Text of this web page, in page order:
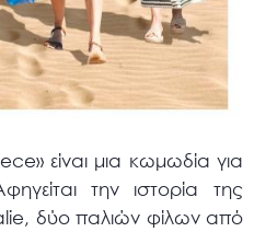
είναι μια κωμωδία για
την ιστορία της
δύο παλιών φίλων από